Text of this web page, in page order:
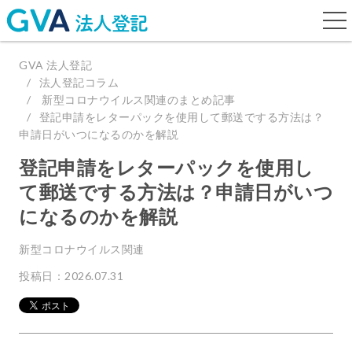
GVA 法人登記
法人登記コラム
新型コロナウイルス関連のまとめ記事
登記申請をレターパックを使用して郵送でする方法は？
申請日がいつになるのかを解説
登記申請をレターパックを使用し
て郵送でする方法は？申請日がいつ
になるのかを解説
新型コロナウイルス関連
投稿日：2026.07.31